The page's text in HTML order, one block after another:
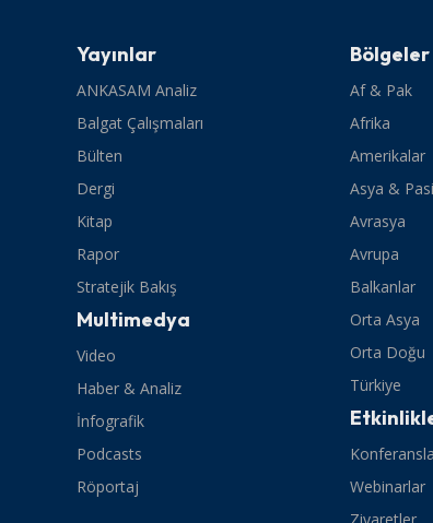
Yayınlar
ANKASAM Analiz
Balgat Çalışmaları
Bülten
Dergi
Kitap
Rapor
Stratejik Bakış
Multimedya
Video
Haber & Analiz
İnfografik
Podcasts
Röportaj
Bölgeler
Af & Pak
Afrika
Amerikalar
Asya &
Avrasya
Avrupa
Balkanlar
Orta Asya
Orta Doğu
Türkiye
Webinarlar